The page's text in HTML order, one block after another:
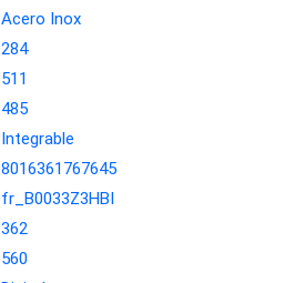
Acero Inox
284
511
485
Integrable
8016361767645
fr_B0033Z3HBI
362
560